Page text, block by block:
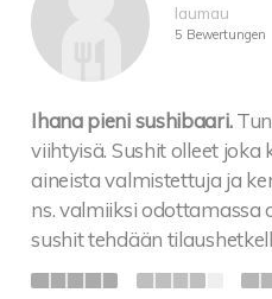
laumau
5 Bewertungen
Ihana pieni sushibaari.
viihtyisä. Sushit olleet
aineista valmistettuja ja
ns. valmiiksi odottamassa
sushit tehdään